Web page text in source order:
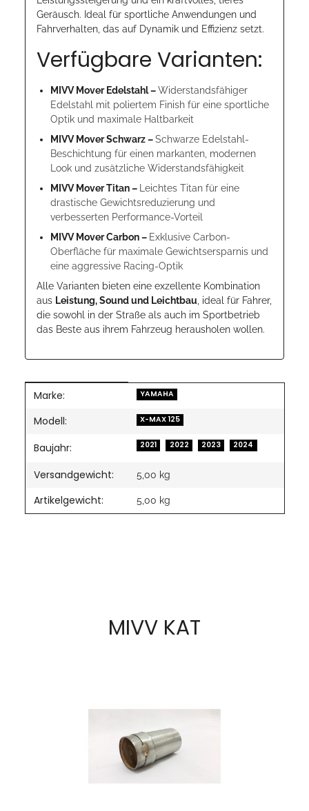
Geräusch. Ideal für sportliche Anwendungen und
Fahrverhalten, das auf Dynamik und Effizienz setzt.
Verfügbare Varianten:
MIVV Mover Edelstahl –Widerstandsfähiger
Edelstahl mit poliertem Finish für eine sportliche
Optik und maximale Haltbarkeit
MIVV Mover Schwarz –Schwarze Edelstahl-
Beschichtung für einen markanten, modernen
Look und zusätzliche Widerstandsfähigkeit
MIVV Mover Titan –
Leichtes Titan für eine
drastische Gewichtsreduzierung und
verbesserten Performance-Vorteil
MIVV Mover Carbon – Exklusive Carbon-
Oberfläche für maximale Gewichtsersparnis und
eine aggressive Racing-Optik
Alle Varianten bieten eine exzellente Kombination
aus Leistung, Sound und Leichtbau , ideal für Fahrer,
die sowohl in der Straße als auch im Sportbetrieb
das Beste aus ihrem Fahrzeug herausholen wollen.
Produkteigenschaft
Wert
Marke: YAMAHA
Modell: X-MAX 125
Baujahr: 2021 2022 2023 2024
Versandgewicht: 5,00 kg
Artikelgewicht: 5,00 kg
MIVV KAT